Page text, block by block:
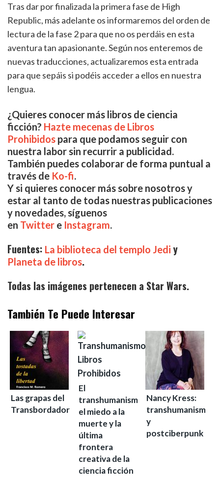
Tras dar por finalizada la primera fase de High
Republic, más adelante os informaremos del orden de
lectura de la fase 2 para que no os perdáis en esta
aventura tan apasionante. Según nos enteremos de
nuevas traducciones, actualizaremos esta entrada
para que sepáis si podéis acceder a ellos en nuestra
lengua.
¿Quieres conocer más libros de ciencia
ficción? Hazte mecenas de Libros
Prohibidos para que podamos seguir con
nuestra labor sin recurrir a publicidad.
También puedes colaborar de forma puntual a
través de Ko-fi.
Y si quieres conocer más sobre nosotros y
estar al tanto de todas nuestras publicaciones
y novedades, síguenos
en Twitter e Instagram.
Fuentes: La biblioteca del templo Jedi y
Planeta de libros.
Todas las imágenes pertenecen a Star Wars.
También Te Puede Interesar
Las grapas del
Transbordador
El
transhumanismo,
el miedo a la
muerte y la
última
frontera
creativa de la
ciencia ficción
Nancy Kress:
transhumanismo
y
postciberpunk